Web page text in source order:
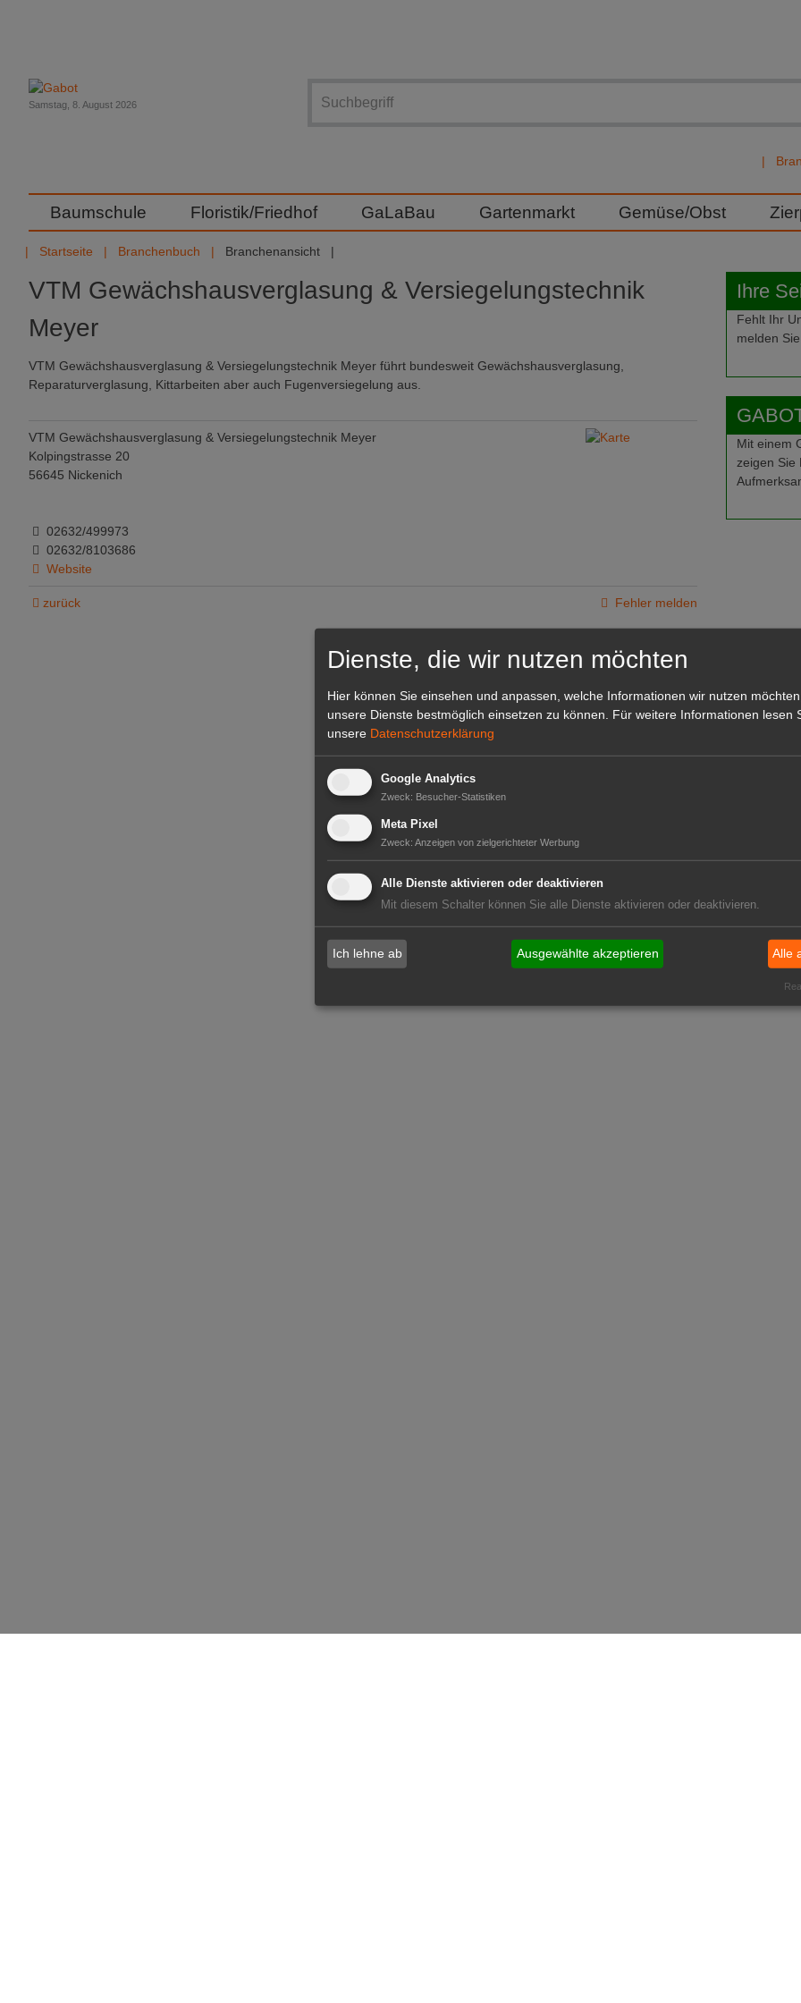
Samstag, 8. August 2026
Baumschule Floristik/Friedhof GaLaBau Gartenmarkt Gemüse/Obst
Startseite Branchenbuch Branchenansicht
VTM Gewächshausverglasung & Versiegelungstechnik
Meyer
VTM Gewächshausverglasung & Versiegelungstechnik Meyer führt bundesweit Gewächshausverglasung,
Reparaturverglasung, Kittarbeiten aber auch Fugenversiegelung aus.
VTM Gewächshausverglasung & Versiegelungstechnik Meyer
Kolpingstrasse 20
56645 Nickenich
02632/499973
02632/8103686
Website
zurück Fehler melden
Ihre
Fehlt Ihr
melden
Mit einem
zeigen Sie
Dienste, die wir nutzen möchten
Hier können Sie einsehen und anpassen, welche Informationen wir nutzen
unsere Dienste bestmöglich einsetzen zu können.
Für weitere Informationen lesen
unsere Datenschutzerklärung
Google Analytics
Zweck: Besucher-Statistiken
Meta Pixel
Zweck: Anzeigen von zielgerichteter Werbung
Alle Dienste aktivieren oder deaktivieren
Mit diesem Schalter können Sie alle Dienste aktivieren oder deaktivieren.
Ich lehne ab Ausgewählte akzeptieren Alle